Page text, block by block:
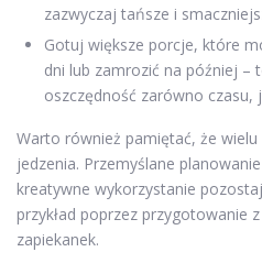
zazwyczaj tańsze i
Gotuj większe porcje, które
dni lub zamrozić na później –
oszczędność zarówno czasu,
Warto również pamiętać, że
jedzenia. Przemyślane
kreatywne wykorzystanie
przykład poprzez przygotowanie
zapiekanek.